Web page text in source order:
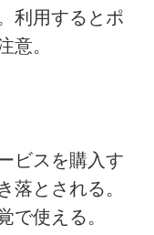
利用するとポ
意。
ビスを購入す
落とされる。
で使える。